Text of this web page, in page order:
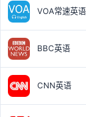
VOA常速英语
BBC英语
CNN英语